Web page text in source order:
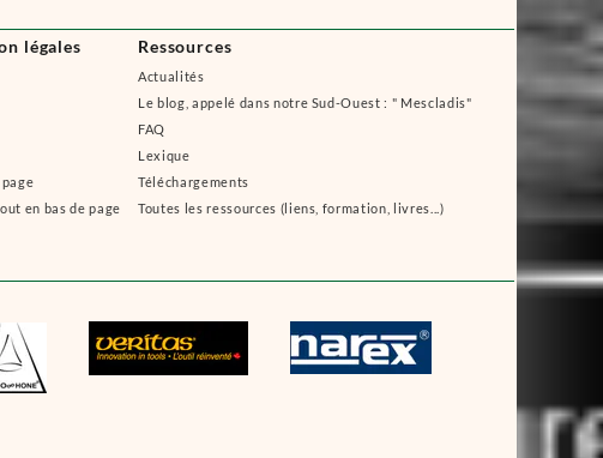
légales
en bas de page
Ressources
Actualités
Le blog, appelé dans notre Sud-Ouest : " Mescladis"
FAQ
Lexique
Téléchargements
Toutes les ressources (liens, formation, livres...)